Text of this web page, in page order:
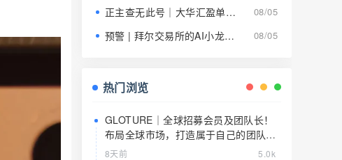
正主查无此号｜大华汇盈单割跑路中：柬埔寨骗子套牌巴黎狮集团，你的本金已清零 08/05
预警 | 拜尔交易所的AI小龙虾就是9级传销的马甲，日息1.5%养肥了就该宰了 08/05
热门浏览
GLOTURE｜全球招募会员及团队长！
布局全球市场，打造属于自己的团队事
业，想增加收入？想打造团队？加入
8天前 5.0k